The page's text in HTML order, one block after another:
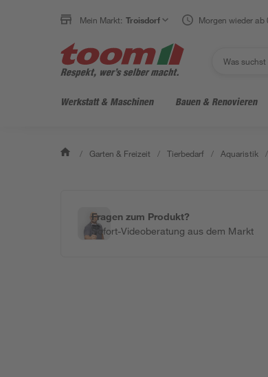
Mein Markt: Troisdorf Morgen wieder
Werkstatt & Maschinen Bauen & Renovieren
/ Garten & Freizeit / Tierbedarf / Aquaristik /
Fragen zum Produkt?
Sofort-Videoberatung aus dem Markt